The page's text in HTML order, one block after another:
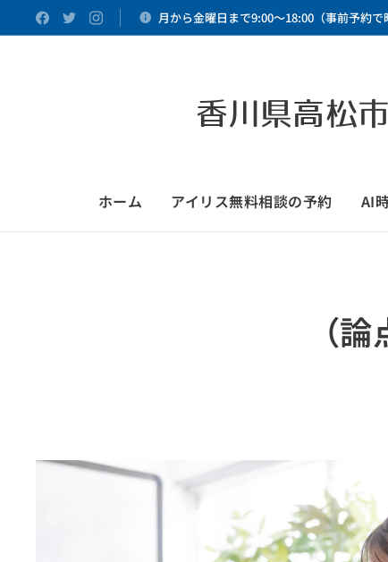
月から金曜日まで9:00～18:00（事前予約で
香川県高松
ホーム アイリス無料相談の予約 AI
（